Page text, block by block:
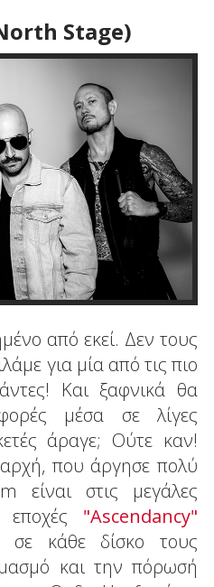
Stage)
από εκεί. Δεν τους
για μία από τις πιο
Και ξαφνικά θα
μέσα σε λίγες
άραγε; Ούτε καν!
που άργησε πολύ
είναι στις μεγάλες
εποχές "Ascendancy"
σε κάθε δίσκο τους
και την πόρωσή